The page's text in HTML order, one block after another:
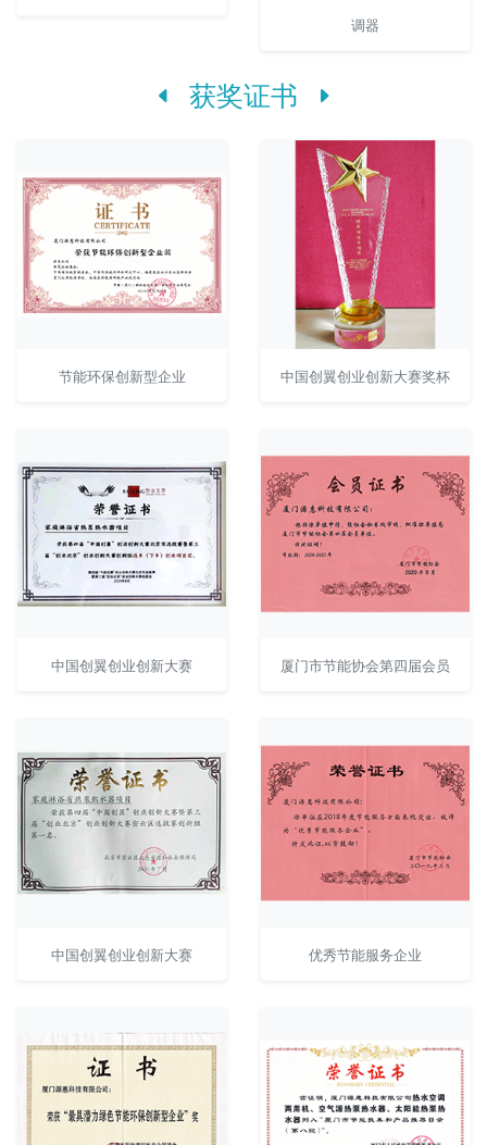
调器
获奖证书
节能环保创新型企业 中国创翼创业创新大赛奖杯
中国创翼创业创新大赛 厦门市节能协会第四届会员
中国创翼创业创新大赛 优秀节能服务企业